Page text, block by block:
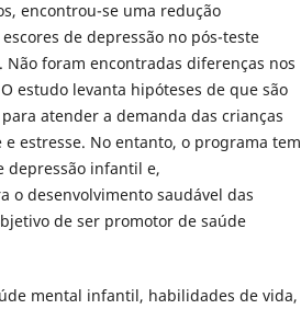
encontrou-se uma redução
de depressão no pós-teste
foram encontradas diferenças nos
estudo levanta hipóteses de que são
atender a demanda das crianças
estresse. No entanto, o programa tem
depressão infantil e,
o desenvolvimento saudável das
de ser promotor de saúde
mental infantil, habilidades de vida,